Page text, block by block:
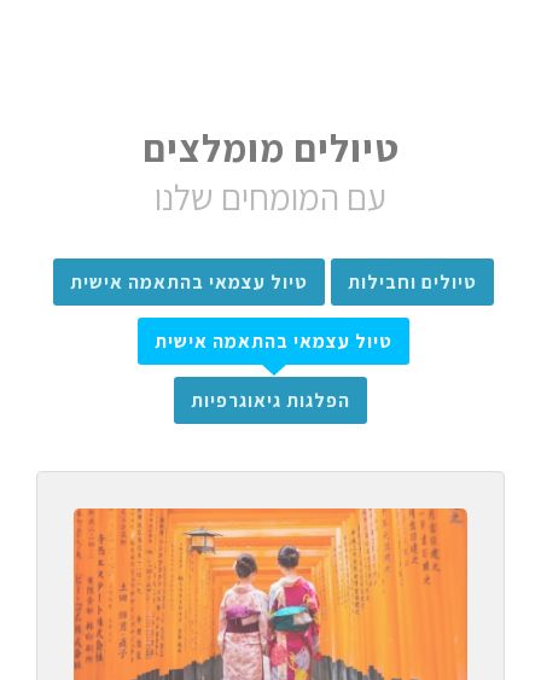
טיולים מומלצים
עם המומחים שלנו
טיולים וחבילות טיול עצמאי בהתאמה אישית
טיול עצמאי בהתאמה אישית
הפלגות גיאוגרפיות